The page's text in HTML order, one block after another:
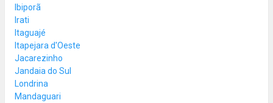
Ibiporã
Irati
Itaguajé
Itapejara d'Oeste
Jacarezinho
Jandaia do Sul
Londrina
Mandaguari